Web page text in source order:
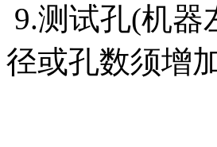
9.测试孔(机器
径或孔数须增